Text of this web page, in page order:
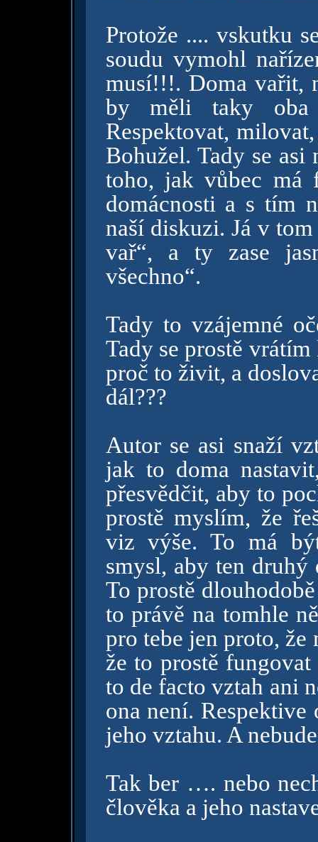
Protože .... vskutku
soudu vymohl
musí!!!. Doma vařit,
by měli taky
Respektovat,
Bohužel. Tady se
toho, jak vůbec má
domácnosti a s tím
naší diskuzi. Já v
vař“, a ty zase
všechno“.
Tady to vzájemné
Tady se prostě
proč to živit, a
dál???
Autor se asi snaží
jak to doma
přesvědčit, aby to
prostě myslím, že
viz výše. To má
smysl, aby ten druhý
To prostě
to právě na tomhle
pro tebe jen proto,
že to prostě
to de facto vztah ani
ona není.
jeho vztahu. A
Tak ber …. nebo
člověka a jeho